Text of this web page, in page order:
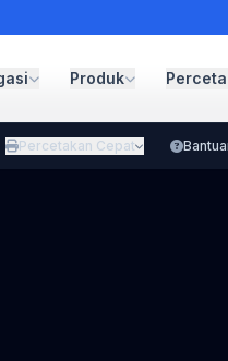
Produk
Percetakan Cepat